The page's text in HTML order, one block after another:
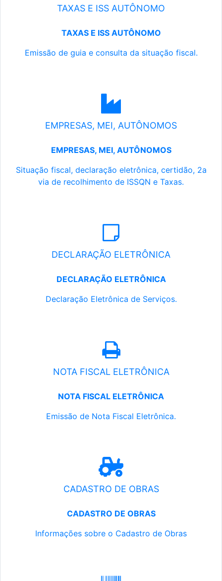
TAXAS E ISS AUTÔNOMO
TAXAS E ISS AUTÔNOMO
Emissão de guia e consulta da situação fiscal.
EMPRESAS, MEI, AUTÔNOMOS
EMPRESAS, MEI, AUTÔNOMOS
Situação fiscal, declaração eletrônica, certidão, 2a
via de recolhimento de ISSQN e Taxas.
DECLARAÇÃO ELETRÔNICA
DECLARAÇÃO ELETRÔNICA
Declaração Eletrônica de Serviços.
NOTA FISCAL ELETRÔNICA
NOTA FISCAL ELETRÔNICA
Emissão de Nota Fiscal Eletrônica.
CADASTRO DE OBRAS
CADASTRO DE OBRAS
Informações sobre o Cadastro de Obras